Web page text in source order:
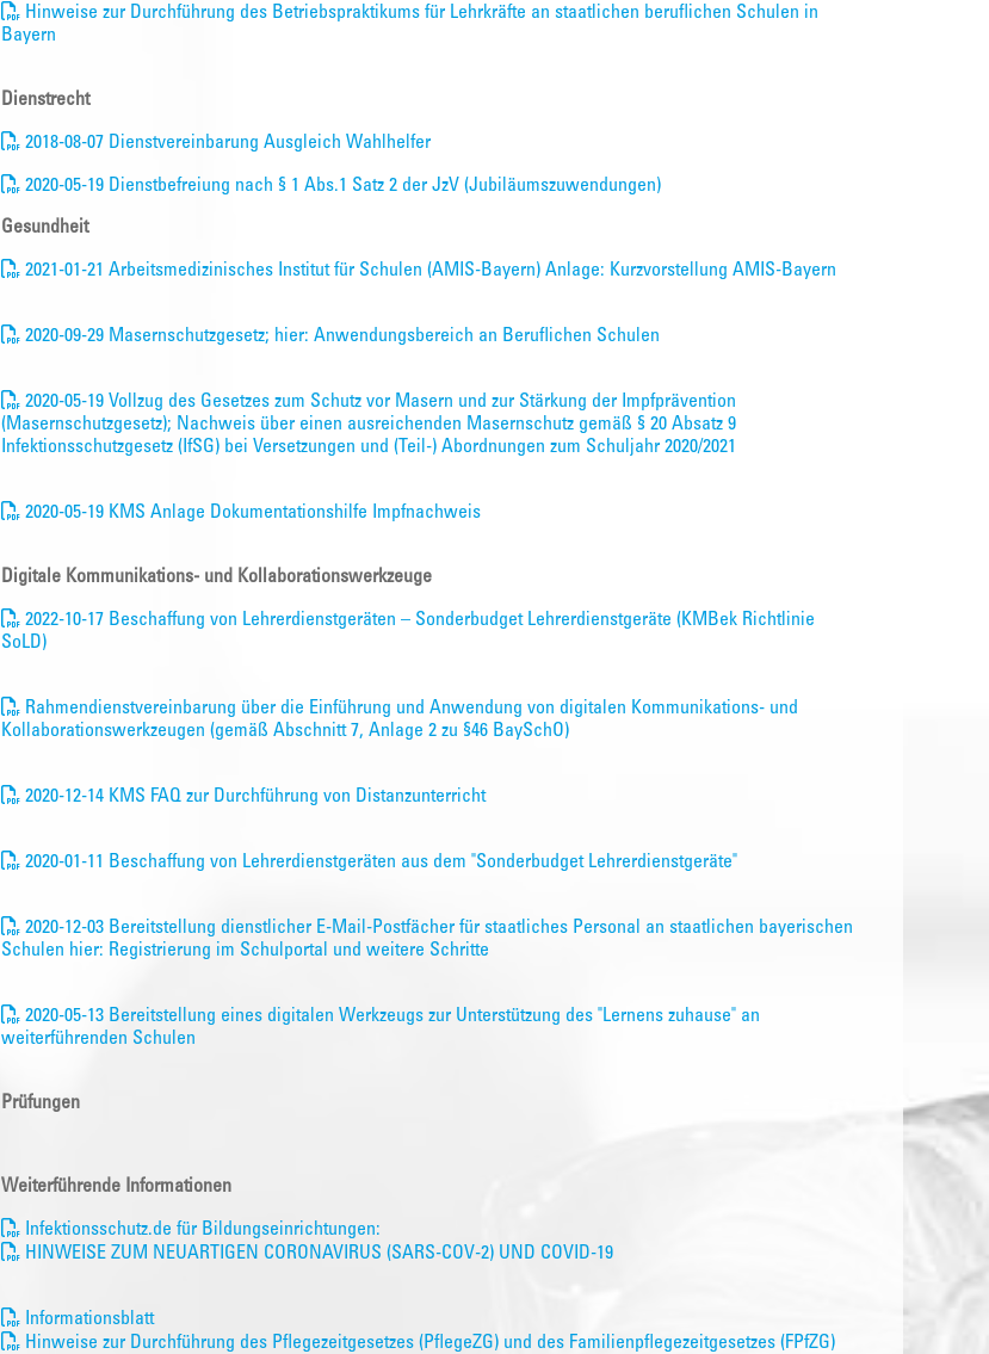
Hinweise zur Durchführung des Betriebspraktikums für Lehrkräfte an staatlichen beruflichen Schulen in
Bayern
Dienstrecht
2018-08-07 Dienstvereinbarung Ausgleich Wahlhelfer
2020-05-19 Dienstbefreiung nach § 1 Abs.1 Satz 2 der JzV (Jubiläumszuwendungen)
Gesundheit
2021-01-21 Arbeitsmedizinisches Institut für Schulen (AMIS-Bayern) Anlage: Kurzvorstellung AMIS-Bayern
2020-09-29 Masernschutzgesetz; hier: Anwendungsbereich an Beruflichen Schulen
2020-05-19 Vollzug des Gesetzes zum Schutz vor Masern und zur Stärkung der Impfprävention
(Masernschutzgesetz); Nachweis über einen ausreichenden Masernschutz gemäß § 20 Absatz 9
Infektionsschutzgesetz (IfSG) bei Versetzungen und (Teil-) Abordnungen zum Schuljahr 2020/2021
2020-05-19 KMS Anlage Dokumentationshilfe Impfnachweis
Digitale Kommunikations- und Kollaborationswerkzeuge
2022-10-17 Beschaffung von Lehrerdienstgeräten – Sonderbudget Lehrerdienstgeräte (KMBek Richtlinie
SoLD)
Rahmendienstvereinbarung über die Einführung und Anwendung von digitalen Kommunikations- und
Kollaborationswerkzeugen (gemäß Abschnitt 7, Anlage 2 zu §46 BaySchO)
2020-12-14 KMS FAQ zur Durchführung von Distanzunterricht
2020-01-11 Beschaffung von Lehrerdienstgeräten aus dem "Sonderbudget Lehrerdienstgeräte"
2020-12-03 Bereitstellung dienstlicher E-Mail-Postfächer für staatliches Personal an staatlichen bayerischen
Schulen hier: Registrierung im Schulportal und weitere Schritte
2020-05-13 Bereitstellung eines digitalen Werkzeugs zur Unterstützung des "Lernens zuhause" an
weiterführenden Schulen
Prüfungen
Weiterführende Informationen
Infektionsschutz.de für Bildungseinrichtungen:
HINWEISE ZUM NEUARTIGEN CORONAVIRUS (SARS-COV-2) UND COVID-19
Informationsblatt
Hinweise zur Durchführung des Pflegezeitgesetzes (PflegeZG) und des Familienpflegezeitgesetzes (FPfZG)